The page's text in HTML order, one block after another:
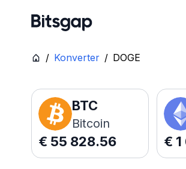
/ Konverter / DOGE
BTC
Bitcoin
€ 55 828.56 €